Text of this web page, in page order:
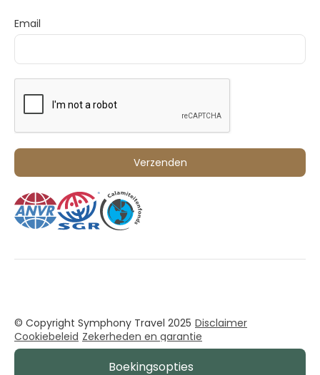
Boekingsopties
Email
© Copyright Symphony Travel 2025 Disclaimer
Cookiebeleid Zekerheden en garantie